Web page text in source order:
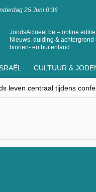
25 Juni 0:36
JoodsActueel.be – online editie
Nieuws, duiding & achtergrond
binnen- en buitenland
CULTUUR &
leven centraal tijdens
Westen minderheden
van Oost-Europa
met Mishpacha voor